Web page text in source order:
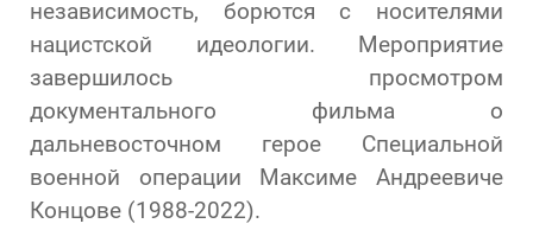
независимость, борются с носителями
нацистской идеологии. Мероприятие
завершилось просмотром
документального фильма о
дальневосточном герое Специальной
военной операции Максиме Андреевиче
Концове (1988-2022).